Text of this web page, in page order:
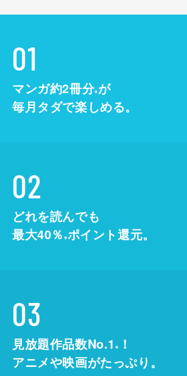
01
マンガ約2冊分※が
毎月タダで楽しめる。
02
どれを読んでも
最大40％ ※ポイント還元。
03
見放題作品数No.1 ※
！
アニメや映画がたっぷり。